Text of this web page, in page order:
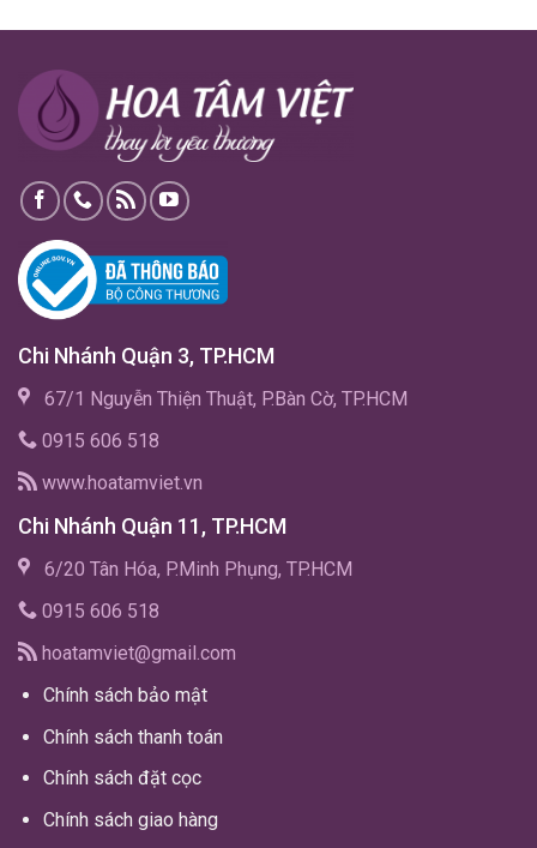
Chi Nhánh Quận 3, TP.HCM
67/1 Nguyễn Thiện Thuật, P.Bàn Cờ, TP.HCM
0915 606 518
www.hoatamviet.vn
Chi Nhánh Quận 11, TP.HCM
6/20 Tân Hóa, P.Minh Phụng, TP.HCM
0915 606 518
hoatamviet@gmail.com
Chính sách bảo mật
Chính sách thanh toán
Chính sách đặt cọc
Chính sách giao hàng